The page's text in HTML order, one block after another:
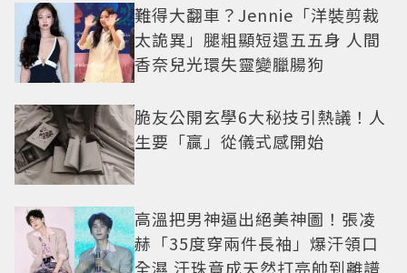
難得大翻車？Jennie「洋裝剪裁
太詭異」腿粗顯短還五五身 人間
香奈兒光環失靈變臘腸狗
脆友公開玄學6大秘技引熱議！人
生要「贏」從儀式感開始
高溫把男神逼出絕美神圖！張凌
赫「35度穿兩件長袖」爆汗領口
全濕 汗珠竟成天然打亮帥到離譜